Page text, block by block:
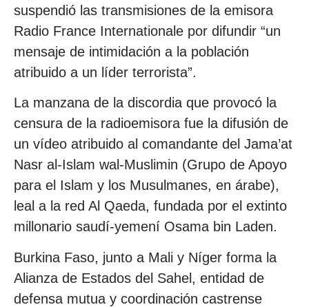
suspendió las transmisiones de la emisora
Radio France Internationale por difundir “un
mensaje de intimidación a la población
atribuido a un líder terrorista”.
La manzana de la discordia que provocó la
censura de la radioemisora fue la difusión de
un vídeo atribuido al comandante del Jama’at
Nasr al-Islam wal-Muslimin (Grupo de Apoyo
para el Islam y los Musulmanes, en árabe),
leal a la red Al Qaeda, fundada por el extinto
millonario saudí-yemení Osama bin Laden.
Burkina Faso, junto a Mali y Níger forma la
Alianza de Estados del Sahel, entidad de
defensa mutua y coordinación castrense